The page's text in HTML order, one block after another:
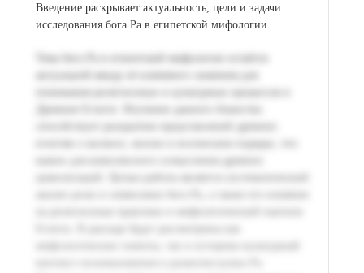
Введение раскрывает актуальность, цели и задачи
исследования бога Ра в египетской мифологии.